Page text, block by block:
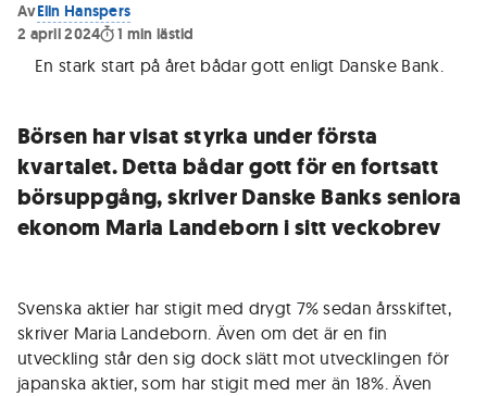
AvElin Hanspers
2 april 2024
1 min lästid
En stark start på året bådar gott enligt Danske Bank.
Börsen har visat styrka under första
kvartalet. Detta bådar gott för en fortsatt
börsuppgång, skriver Danske Banks seniora
ekonom Maria Landeborn i sitt veckobrev
Svenska aktier har stigit med drygt 7% sedan årsskiftet,
skriver Maria Landeborn. Även om det är en fin
utveckling står den sig dock slätt mot utvecklingen för
japanska aktier, som har stigit med mer än 18%. Även